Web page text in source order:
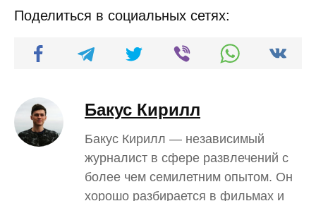
Поделиться в социальных сетях:
Бакус Кирилл
Бакус Кирилл — независимый
журналист в сфере развлечений с
более чем семилетним опытом. Он
хорошо разбирается в фильмах и